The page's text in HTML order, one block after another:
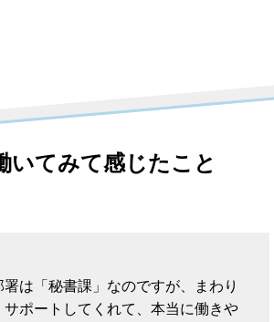
いてみて感じたこと
は「秘書課」なのですが、まわり
ポートしてくれて、本当に働きや